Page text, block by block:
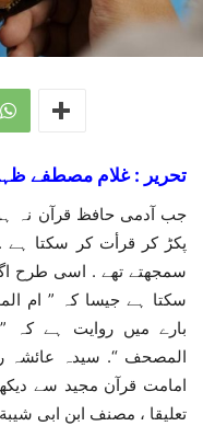
تحریر : غلام مصطفے
جب آدمی حافظ قرآن نہ
پکڑ کر قرأت کر سکتا ہے
سمجھتے تھے . اسی طرح
سکتا ہے جیسا کہ ” ام
بارے میں روایت ہے کہ
المصحف “. سیدہ عائشہ